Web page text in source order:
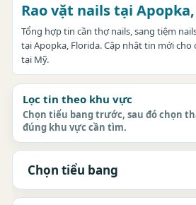
Rao vặt nails tại
Tổng hợp tin cần thợ nails, sang tiệm
tại Apopka, Florida. Cập nhật tin mới
tại Mỹ.
Lọc tin theo khu vực
Chọn tiểu bang trước, sau đó chọn
đúng khu vực cần tìm.